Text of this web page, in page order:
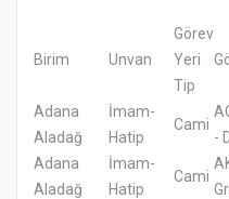
Birim Unvan
Görev
Yeri
Tip
Adana
Aladağ
İmam-
Hatip
Cami
-
Adana
Aladağ
İmam-
Hatip
Cami